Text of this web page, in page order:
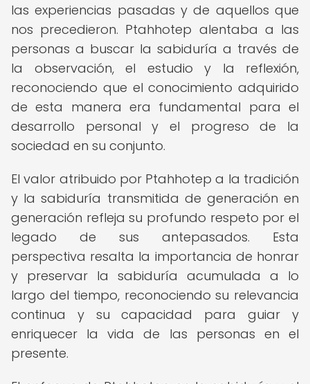
las experiencias pasadas y de aquellos que
nos precedieron. Ptahhotep alentaba a las
personas a buscar la sabiduría a través de
la observación, el estudio y la reflexión,
reconociendo que el conocimiento adquirido
de esta manera era fundamental para el
desarrollo personal y el progreso de la
sociedad en su conjunto.
El valor atribuido por Ptahhotep a la tradición
y la sabiduría transmitida de generación en
generación refleja su profundo respeto por el
legado de sus antepasados. Esta
perspectiva resalta la importancia de honrar
y preservar la sabiduría acumulada a lo
largo del tiempo, reconociendo su relevancia
continua y su capacidad para guiar y
enriquecer la vida de las personas en el
presente.